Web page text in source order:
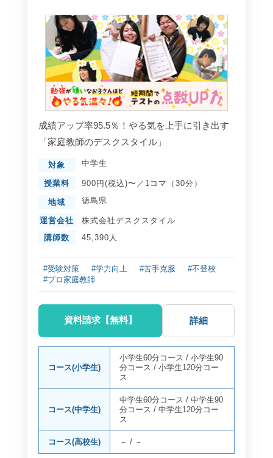
成績アップ率95.5％！やる気を上手に引き出す
「家庭教師のデスクスタイル」
対象 中学生
授業料 900円(税込)〜／1コマ（30分）
地域 徳島県
運営会社
株式会社デスクスタイル
講師数
45,390人
#受験対策 #学力向上 #苦手克服
#不登校
#プロ家庭教師
資料請求【無料】 詳細
コース(小学生)
小学生60分コース /小学生90
分コース /小学生120分コー
ス
コース(中学生)
中学生60分コース /中学生90
分コース /中学生120分コー
ス
コース(高校生) － /－